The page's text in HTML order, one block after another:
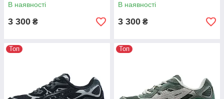
В наявності
3 300 ₴
В наявності
3 300 ₴
Топ Топ